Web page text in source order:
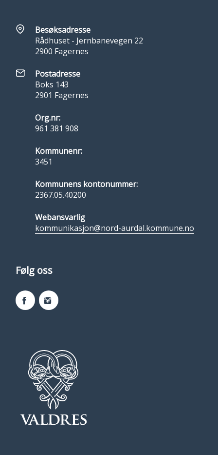
Besøksadresse
Rådhuset - Jernbanevegen 22
2900 Fagernes
Postadresse
Boks 143
2901 Fagernes
Org.nr:
961 381 908
Kommunenr:
3451
Kommunens kontonummer:
2367.05.40200
Webansvarlig
kommunikasjon@nord-aurdal.kommune.no
Følg oss
FacebookInstagram